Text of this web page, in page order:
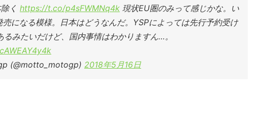
く https://t.co/p4sFWMNq4k 現状EU圏のみって感じかな。い
売になる模様。日本はどうなんだ。YSPによっては先行予約受け
るみたいだけど、国内事情はわかりますん…。
(@motto_motogp) 2018年5月16日